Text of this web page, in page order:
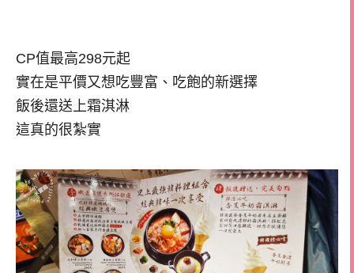
CP值最高298元起
實在是平價又想吃豐富、吃飽的新選擇
飯後還送上霜淇淋
這真的很紮實